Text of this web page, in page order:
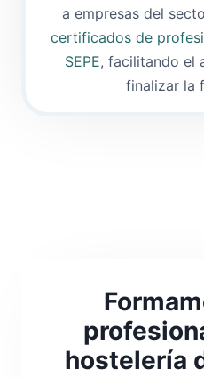
a empresas del
certificados de
SEPE, facilitando el
finalizar la
hostelería